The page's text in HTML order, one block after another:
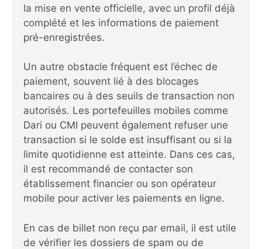
la mise en vente officielle, avec un profil déjà
complété et les informations de paiement
pré-enregistrées.
Un autre obstacle fréquent est l’échec de
paiement, souvent lié à des blocages
bancaires ou à des seuils de transaction non
autorisés. Les portefeuilles mobiles comme
Dari ou CMI peuvent également refuser une
transaction si le solde est insuffisant ou si la
limite quotidienne est atteinte. Dans ces cas,
il est recommandé de contacter son
établissement financier ou son opérateur
mobile pour activer les paiements en ligne.
En cas de billet non reçu par email, il est utile
de vérifier les dossiers de spam ou de